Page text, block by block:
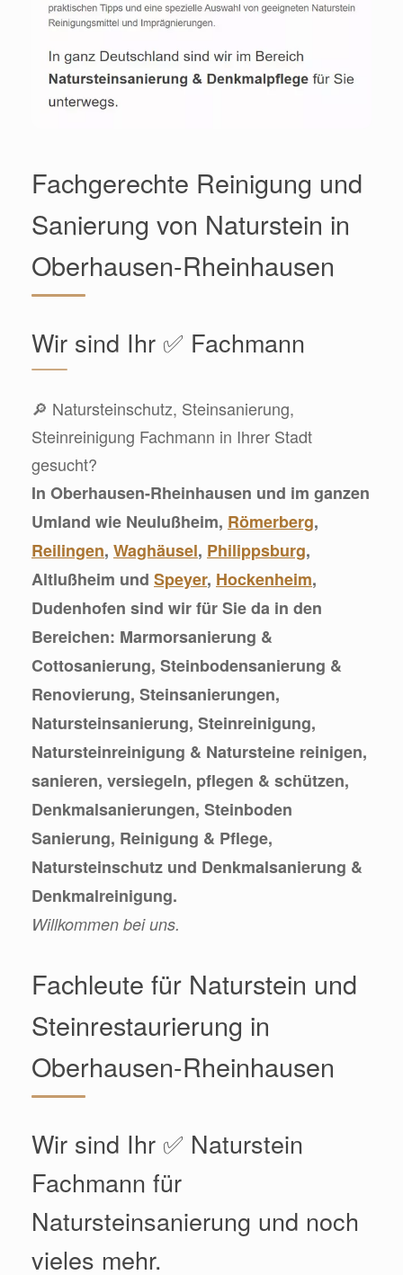
Fachgerechte Reinigung und
Sanierung von Naturstein in
Oberhausen-Rheinhausen
Wir sind Ihr ✅ Fachmann
🔎 Natursteinschutz, Steinsanierung,
Steinreinigung Fachmann in Ihrer Stadt
gesucht?
In Oberhausen-Rheinhausen und im ganzen
Umland wie Neulußheim, Römerberg,
Reilingen, Waghäusel, Philippsburg,
Altlußheim und Speyer, Hockenheim,
Dudenhofen sind wir für Sie da in den
Bereichen: Marmorsanierung &
Cottosanierung, Steinbodensanierung &
Renovierung, Steinsanierungen,
Natursteinsanierung, Steinreinigung,
Natursteinreinigung & Natursteine reinigen,
sanieren, versiegeln, pflegen & schützen,
Denkmalsanierungen, Steinboden
Sanierung, Reinigung & Pflege,
Natursteinschutz und Denkmalsanierung &
Denkmalreinigung.
Willkommen bei uns.
Fachleute für Naturstein und
Steinrestaurierung in
Oberhausen-Rheinhausen
Wir sind Ihr ✅ Naturstein
Fachmann für
Natursteinsanierung und noch
vieles mehr.